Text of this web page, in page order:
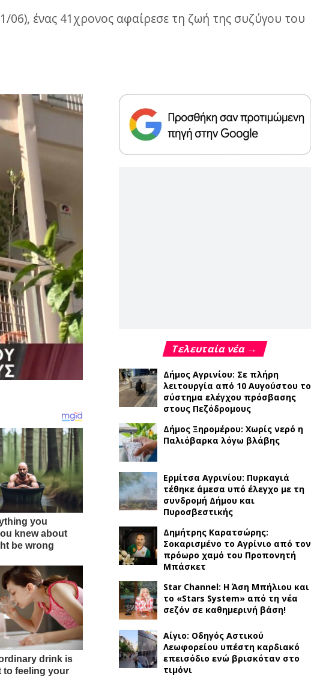
06), ένας 41χρονος αφαίρεσε τη ζωή της συζύγου του
Τελευταία νέα →
Δήμος Αγρινίου: Σε πλήρη
λειτουργία από 10 Αυγούστου το
σύστημα ελέγχου πρόσβασης
στους Πεζόδρομους
Δήμος Ξηρομέρου: Χωρίς νερό η
Παλιόβαρκα λόγω βλάβης
Ερμίτσα Αγρινίου: Πυρκαγιά
τέθηκε άμεσα υπό έλεγχο με τη
συνδρομή Δήμου και
Πυροσβεστικής
Δημήτρης Καρατσώρης:
Σοκαρισμένο το Αγρίνιο από τον
πρόωρο χαμό του Προπονητή
Μπάσκετ
Star Channel: Η Άση Μπήλιου και
το «Stars System» από τη νέα
σεζόν σε καθημερινή βάση!
Αίγιο: Οδηγός Αστικού
Λεωφορείου υπέστη καρδιακό
επεισόδιο ενώ βρισκόταν στο
τιμόνι